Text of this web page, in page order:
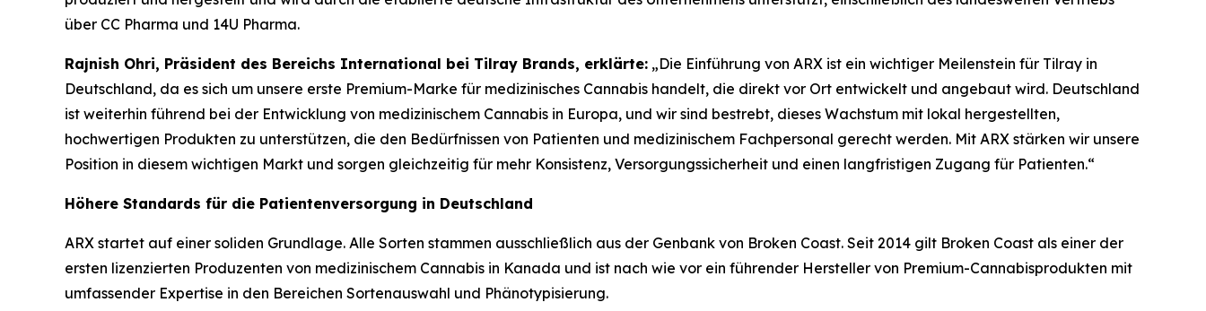
über CC Pharma und 14U Pharma.
Rajnish Ohri, Präsident des Bereichs International bei Tilray Brands, erklärte: „Die Einführung von ARX ist ein wichtiger Meilenstein für Tilray in
Deutschland, da es sich um unsere erste Premium-Marke für medizinisches Cannabis handelt, die direkt vor Ort entwickelt und angebaut wird. Deutschland
ist weiterhin führend bei der Entwicklung von medizinischem Cannabis in Europa, und wir sind bestrebt, dieses Wachstum mit lokal hergestellten,
hochwertigen Produkten zu unterstützen, die den Bedürfnissen von Patienten und medizinischem Fachpersonal gerecht werden. Mit ARX stärken wir unsere
Position in diesem wichtigen Markt und sorgen gleichzeitig für mehr Konsistenz, Versorgungssicherheit und einen langfristigen Zugang für Patienten.“
Höhere Standards für die Patientenversorgung in Deutschland
ARX startet auf einer soliden Grundlage. Alle Sorten stammen ausschließlich aus der Genbank von Broken Coast. Seit 2014 gilt Broken Coast als einer der
ersten lizenzierten Produzenten von medizinischem Cannabis in Kanada und ist nach wie vor ein führender Hersteller von Premium-Cannabisprodukten mit
umfassender Expertise in den Bereichen Sortenauswahl und Phänotypisierung.